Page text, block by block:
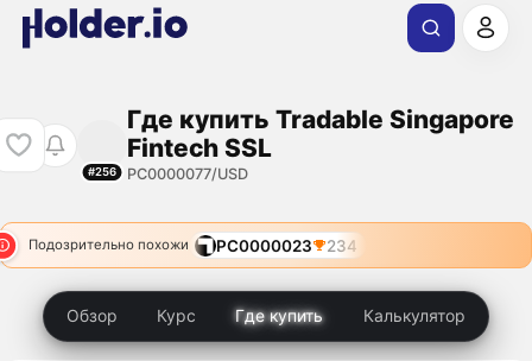
#256
Где купить Tradable Singapore
Fintech SSL
PC0000077/USD
Подозрительно похожи PC0000023 234
Обзор Курс Где купить Калькулятор